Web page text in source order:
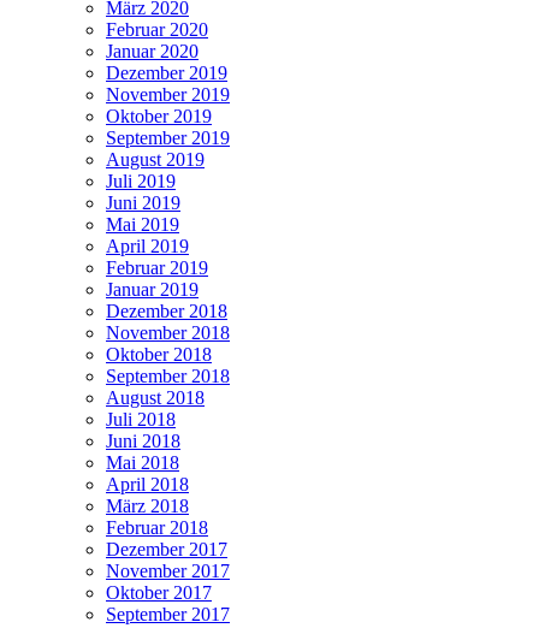
März 2020
Februar 2020
Januar 2020
Dezember 2019
November 2019
Oktober 2019
September 2019
August 2019
Juli 2019
Juni 2019
Mai 2019
April 2019
Februar 2019
Januar 2019
Dezember 2018
November 2018
Oktober 2018
September 2018
August 2018
Juli 2018
Juni 2018
Mai 2018
April 2018
März 2018
Februar 2018
Dezember 2017
November 2017
Oktober 2017
September 2017